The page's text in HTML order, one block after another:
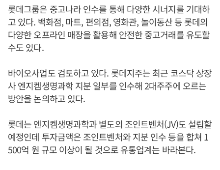
롯데그룹은 중고나라 인수를 통해 다양한 시너지를 기대하
고 있다. 백화점, 마트, 편의점, 영화관, 놀이동산 등 롯데의
다양한 오프라인 매장을 활용해 안전한 중고거래를 유도할
수도 있다.
바이오사업도 검토하고 있다. 롯데지주는 최근 코스닥 상장
사 엔지켐생명과학 지분 일부를 인수해 2대주주에 오르는
방안을 논의하고 있다.
롯데는 엔지켐생명과학과 별도의 조인트벤처(JV)도 설립할
예정인데 투자금액은 조인트벤처와 지분 인수 등을 합쳐 1
500억 원 규모 이상이 될 것으로 유통업계는 바라본다.